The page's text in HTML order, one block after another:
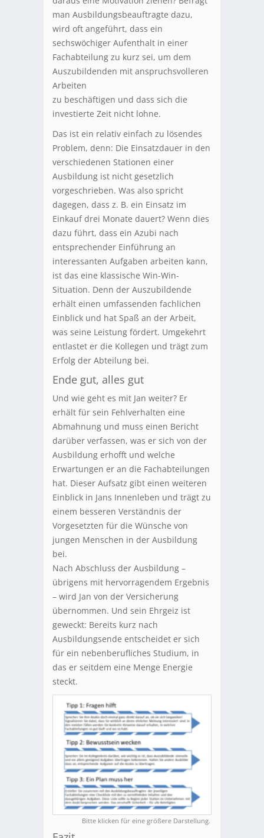
man Ausbildungsbeauftragte dazu,
wird oft angeführt, dass ein
sechswöchiger Aufenthalt in einer
Fachabteilung zu kurz sei, um dem
Auszubildenden mit anspruchsvolleren
Arbeiten
zu beschäftigen und dass sich die
investierte Zeit nicht lohne.
Das ist ein relativ einfach zu lösendes
Problem, denn: Die Einsatzdauer in den
verschiedenen Stationen einer
Ausbildung ist nicht gesetzlich
vorgeschrieben. Was also spricht
dagegen, dass z. B. ein Einsatz im
Einkauf drei Monate dauert? Wenn dies
dazu führt, dass ein Azubi nach
entsprechender Einführung an
interessanten Aufgaben arbeiten kann,
ist das eine klassische Win-Win-
Situation. Denn der Auszubildende
erhält einen umfassenden fachlichen
Einblick und hat Spaß an der Arbeit,
was seine Leistung fördert. Umgekehrt
entlastet er die Kollegen und trägt zum
Erfolg der Abteilung bei.
Ende gut, alles gut
Und wie geht es mit Jan weiter? Er
erhält für sein Fehlverhalten eine
Abmahnung und muss einen Bericht
darüber verfassen, was er sich von der
Ausbildung erhofft und welche
Erwartungen er an die Fachabteilungen
hat. Dieser Aufsatz gibt einen weiteren
Einblick in Jans Innenleben und trägt zu
einem besseren Verständnis der
Vorgesetzten für die Wünsche von
jungen Menschen in der Ausbildung
bei.
Nach Abschluss der Ausbildung –
übrigens mit hervorragendem Ergebnis
– wird Jan von der Versicherung
übernommen. Und sein Ehrgeiz ist
geweckt: Bereits kurz nach
Ausbildungsende entscheidet er sich
für ein nebenberufliches Studium, in
das er seitdem eine Menge Energie
steckt.
Bitte klicken für eine größere Darstellung.